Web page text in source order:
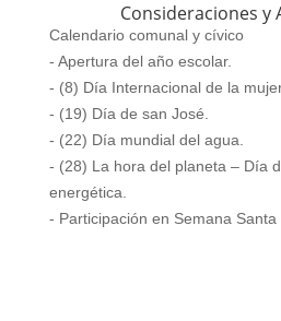
Consideraciones y
Calendario comunal y cívico
- Apertura del año escolar.
- (8) Día Internacional de la
- (19) Día de san José.
- (22) Día mundial del agua.
- (28) La hora del planeta – Día
energética.
- Participación en Semana Santa